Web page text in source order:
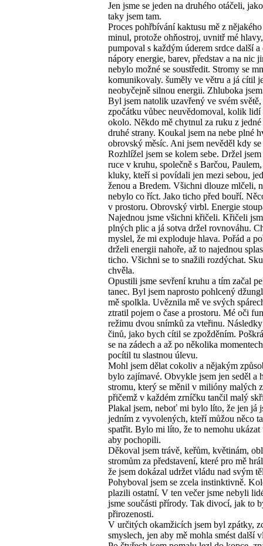
Jen jsme se jeden na druhého otáčeli,
taky jsem tam.
Proces pohřbívání kaktusu mě z
minul, protože ohňostroj, uvnitř mé hlavy,
pumpoval s každým úderem srdce další a
nápory energie, barev, představ a na nic
nebylo možné se soustředit. Stromy se
komunikovaly. šuměly ve větru a já cítil
neobyčejně silnou energii. Zhluboka
Byl jsem natolik uzavřený ve svém světě,
zpočátku vůbec neuvědomoval, kolik lidí
okolo. Někdo mě chytnul za ruku z jedné
druhé strany. Koukal jsem na nebe plné
obrovský měsíc. Ani jsem nevěděl kdy se
Rozhlížel jsem se kolem sebe. Držel jsem
ruce v kruhu, společně s Barčou,
kluky, kteří si povídali jen mezi sebou,
ženou a Bredem. Všichni dlouze mlčeli,
nebylo co říct. Jako ticho před bouří.
v prostoru. Obrovský virbl. Energie
Najednou jsme všichni křičeli. Křičeli
plných plic a já sotva držel rovnováhu.
myslel, že mi exploduje hlava. Pořád a
drželi energii nahoře, až to najednou
ticho. Všichni se to snažili rozdýchat.
chvěla.
Opustili jsme sevření kruhu a tím začal
tanec. Byl jsem naprosto pohlcený
mě spolkla. Uvěznila mě ve svých
ztratil pojem o čase a prostoru. Mé oči
režimu dvou snímků za vteřinu.
činů, jako bych cítil se zpožděním.
se na zádech a až po několika
pocítil tu slastnou úlevu.
Mohl jsem dělat cokoliv a nějakým
bylo zajímavé. Obvykle jsem jen seděl a
stromu, který se měnil v milióny malých
přičemž v každém zrníčku tančil malý
Plakal jsem, neboť mi bylo líto, že jen já
jedním z vyvolených, kteří můžou něco
spatřit. Bylo mi líto, že to nemohu ukázat
aby pochopili.
Děkoval jsem trávě, keřům, květinám,
stromům za představení, které pro mě
že jsem dokázal udržet vládu nad svým
Pohyboval jsem se zcela instinktivně.
plazili ostatní. V ten večer jsme nebyli
jsme součásti přírody. Tak divocí, jak to
přirozenosti.
V určitých okamžicích jsem byl zpátky,
smyslech, jen aby mě mohla smést další